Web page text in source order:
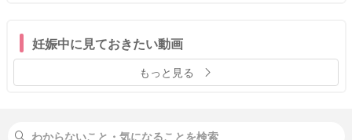
妊娠中に見ておきたい動画
もっと見る